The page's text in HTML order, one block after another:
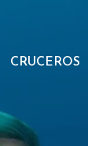
CRUCEROS